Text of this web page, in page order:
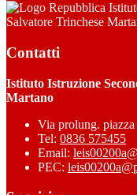
Salvatore Trinchese
Contatti
Istituto Istruzione
Martano
Via prolung.
Tel: 0836 575455
Email:
PEC: